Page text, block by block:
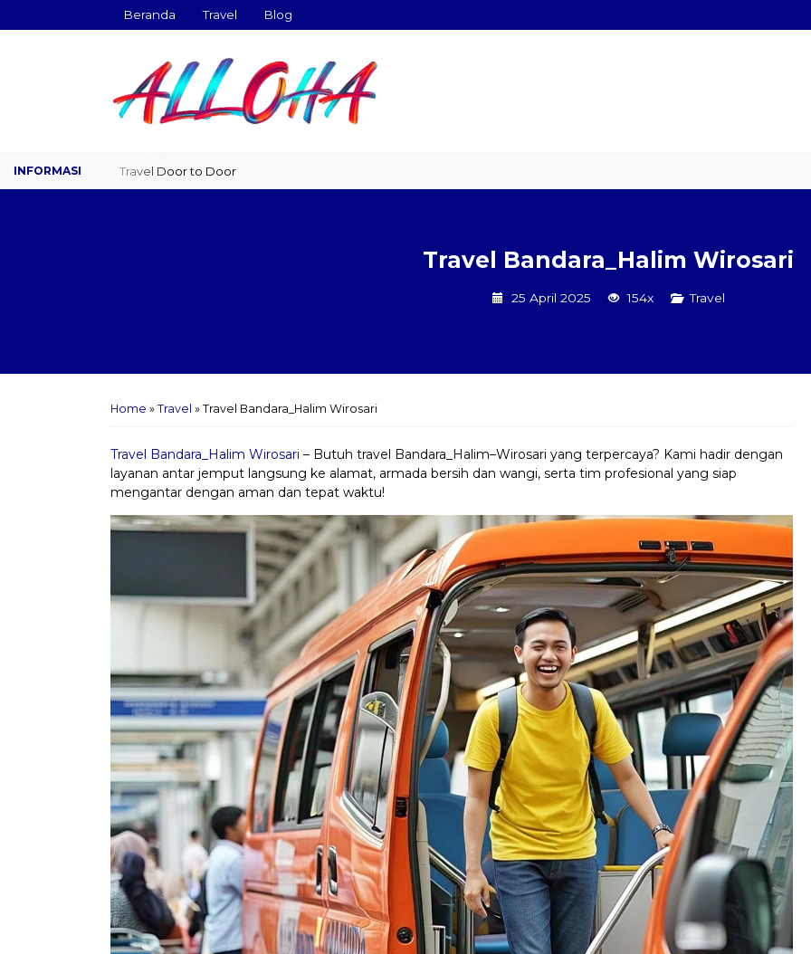
Beranda Travel Blog
Travel Door to Door
Travel Bandara_Halim Wirosari
25 April 2025 154x Travel
Home » Travel » Travel Bandara_Halim Wirosari
Travel Bandara_Halim Wirosari – Butuh travel Bandara_Halim–Wirosari yang terpercaya? Kami hadir dengan
layanan antar jemput langsung ke alamat, armada bersih dan wangi, serta tim profesional yang siap
mengantar dengan aman dan tepat waktu!